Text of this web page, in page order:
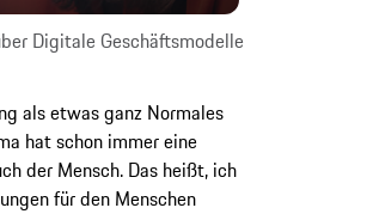
Digitale Geschäftsmodelle
als etwas ganz Normales
hat schon immer eine
der Mensch. Das heißt, ich
für den Menschen